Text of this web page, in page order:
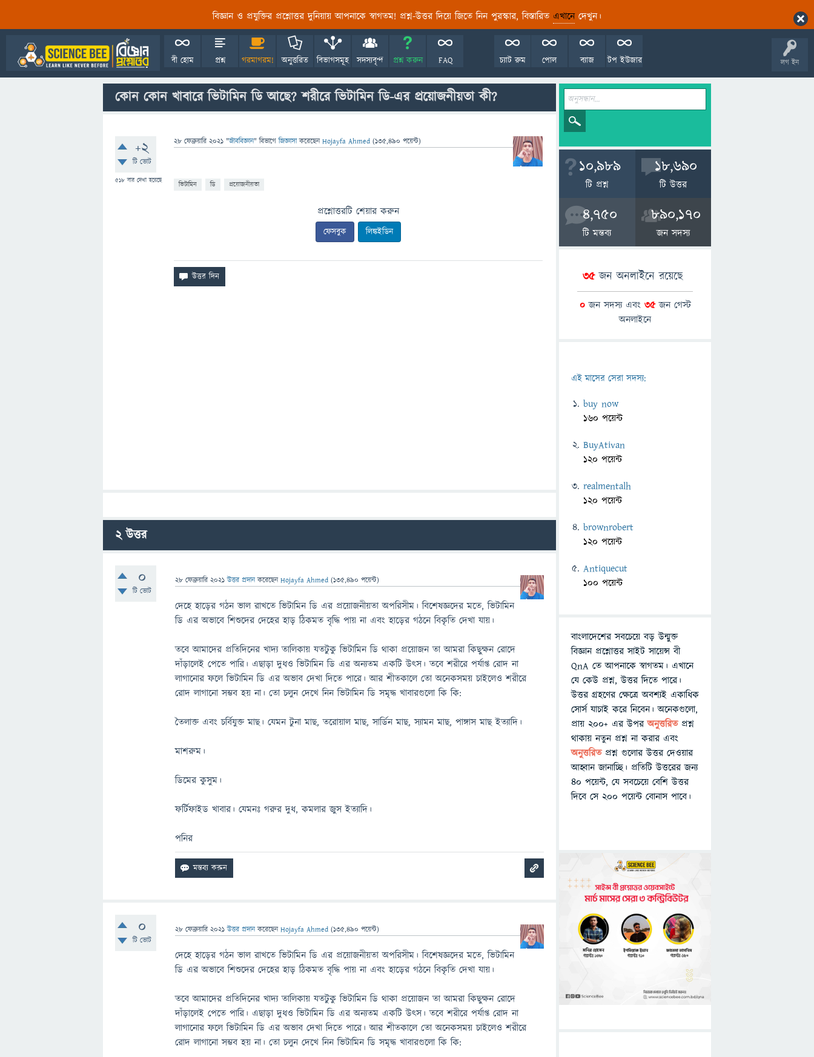
বিজ্ঞান ও প্রযুক্তির প্রশ্নোত্তর দুনিয়ায় আপনাকে স্বাগতম! প্রশ্ন-উত্তর দিয়ে জিতে নিন পুরস্কার, বিস্তারিত এখানেদেখুন।
লগ ইন
বী হোম প্রশ্ন গরমাগরম! অনুত্তরিত বিভাগসমূহ সদস্যবৃন্দ প্রশ্ন করুন FAQ টপ ইউজার
ব্যাজ
পোল
চ্যাট রুম
কোন কোন খাবারে ভিটামিন ডি আছে? শরীরে ভিটামিন ডি-এর প্রয়োজনীয়তা কী?
+2
টি ভোট
518 বার দেখা হয়েছে
28 ফেব্রুয়ারি 2021 "জীববিজ্ঞান" বিভাগে জিজ্ঞাসাকরেছেনHojayfa Ahmed (135,490 পয়েন্ট)
ভিটামিন ডি প্রয়োজনীয়তা
প্রশ্নোত্তরটি শেয়ার করুন
ফেসবুক লিঙ্কইডিন
2উত্তর
0
টি ভোট
28 ফেব্রুয়ারি 2021 উত্তর প্রদান করেছেনHojayfa Ahmed (135,490 পয়েন্ট)
দেহে হাড়ের গঠন ভাল রাখতে ভিটামিন ডি এর প্রয়োজনীয়তা অপরিসীম। বিশেষজ্ঞদের মতে, ভিটামিন
ডি এর অভাবে শিশুদের দেহের হাড় ঠিকমত বৃদ্ধি পায় না এবং হাড়ের গঠনে বিকৃতি দেখা যায়।
তবে আমাদের প্রতিদিনের খাদ্য তালিকায় যতটুকু ভিটামিন ডি থাকা প্রয়োজন তা আমরা কিছুক্ষন রোদে
দাঁড়ালেই পেতে পারি। এছাড়া দুধও ভিটামিন ডি এর অন্যতম একটি উৎস। তবে শরীরে পর্যাপ্ত রোদ না
লাগানোর ফলে ভিটামিন ডি এর অভাব দেখা দিতে পারে। আর শীতকালে তো অনেকসময় চাইলেও শরীরে
রোদ লাগানো সম্ভব হয় না। তো চলুন দেখে নিন ভিটামিন ডি সমৃদ্ধ খাবারগুলো কি কি:
তৈলাক্ত এবং চর্বিযুক্ত মাছ। যেমন টুনা মাছ, তরোয়াল মাছ, সার্ডিন মাছ, স্যামন মাছ, পাঙ্গাস মাছ ইত্যাদি।
মাশরুম।
ডিমের কুসুম।
ফর্টিফাইড খাবার। যেমনঃ গরুর দুধ, কমলার জুস ইত্যাদি।
পনির
0
টি ভোট
28 ফেব্রুয়ারি 2021 উত্তর প্রদান করেছেনHojayfa Ahmed (135,490 পয়েন্ট)
দেহে হাড়ের গঠন ভাল রাখতে ভিটামিন ডি এর প্রয়োজনীয়তা অপরিসীম। বিশেষজ্ঞদের মতে, ভিটামিন
ডি এর অভাবে শিশুদের দেহের হাড় ঠিকমত বৃদ্ধি পায় না এবং হাড়ের গঠনে বিকৃতি দেখা যায়।
তবে আমাদের প্রতিদিনের খাদ্য তালিকায় যতটুকু ভিটামিন ডি থাকা প্রয়োজন তা আমরা কিছুক্ষন রোদে
দাঁড়ালেই পেতে পারি। এছাড়া দুধও ভিটামিন ডি এর অন্যতম একটি উৎস। তবে শরীরে পর্যাপ্ত রোদ না
লাগানোর ফলে ভিটামিন ডি এর অভাব দেখা দিতে পারে। আর শীতকালে তো অনেকসময় চাইলেও শরীরে
রোদ লাগানো সম্ভব হয় না। তো চলুন দেখে নিন ভিটামিন ডি সমৃদ্ধ খাবারগুলো কি কি:
10,989
টি প্রশ্ন
18,690
টি উত্তর
4,750
টি মন্তব্য
890,170
জন সদস্য
35জন অনলাইনে রয়েছে
0জন সদস্য এবং 35জন গেস্ট
অনলাইনে
এই মাসের সেরা সদস্য:
buy now
160 পয়েন্ট
BuyAtivan
120 পয়েন্ট
realmentalh
120 পয়েন্ট
brownrobert
120 পয়েন্ট
Antiquecut
100 পয়েন্ট
বাংলাদেশের সবচেয়ে বড় উন্মুক্ত
বিজ্ঞান প্রশ্নোত্তর সাইট সায়েন্স বী
QnA তে আপনাকে স্বাগতম। এখানে
যে কেউ প্রশ্ন, উত্তর দিতে পারে।
উত্তর গ্রহণের ক্ষেত্রে অবশ্যই একাধিক
সোর্স যাচাই করে নিবেন। অনেকগুলো,
প্রায় ২০০+ এর উপরঅনুত্তরিতপ্রশ্ন
থাকায় নতুন প্রশ্ন না করার এবং
অনুত্তরিত প্রশ্ন গুলোর উত্তর দেওয়ার
আহ্বান জানাচ্ছি। প্রতিটি উত্তরের জন্য
৪০ পয়েন্ট, যে সবচেয়ে বেশি উত্তর
দিবে সে ২০০ পয়েন্ট বোনাস পাবে।